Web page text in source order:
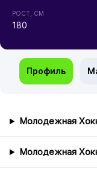
РОСТ, СМ
180
Профиль
Молодежная
Молодежная